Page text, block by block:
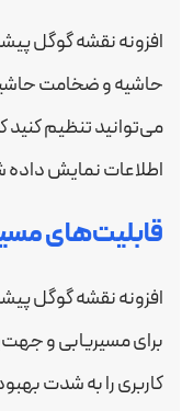
افزونه نقشه گوگل
حاشیه و ضخامت
می‌توانید تنظیم
اطلاعات نمایش
قابلیت‌های
افزونه نقشه گوگل
برای مسیریابی و
کاربری را به شدت